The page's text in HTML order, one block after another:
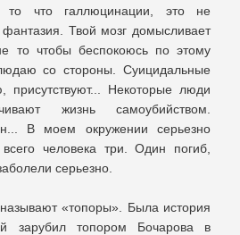
то что галлюцинации, это не
Твой мозг домысливает
то чтобы беспокоюсь по этому
со стороны. Суицидальные
Некоторые люди
жизнь самоубийством.
В моем окружении серьезно
человека три. Один погиб,
серьезно.
«топоры». Была история
зарубил топором Бочарова в